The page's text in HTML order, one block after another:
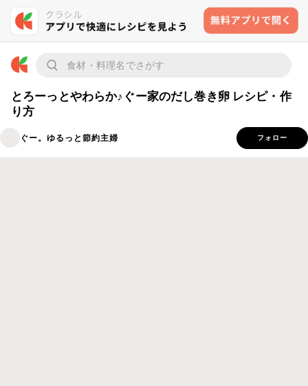
とろーっとやわらか♪ぐー家のだし巻き卵 レシピ・作
り方
ぐー。ゆるっと節約主婦 フォロー